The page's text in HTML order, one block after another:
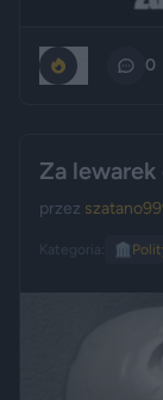
0
Za lewarek
przez
Kategoria: 🏛️